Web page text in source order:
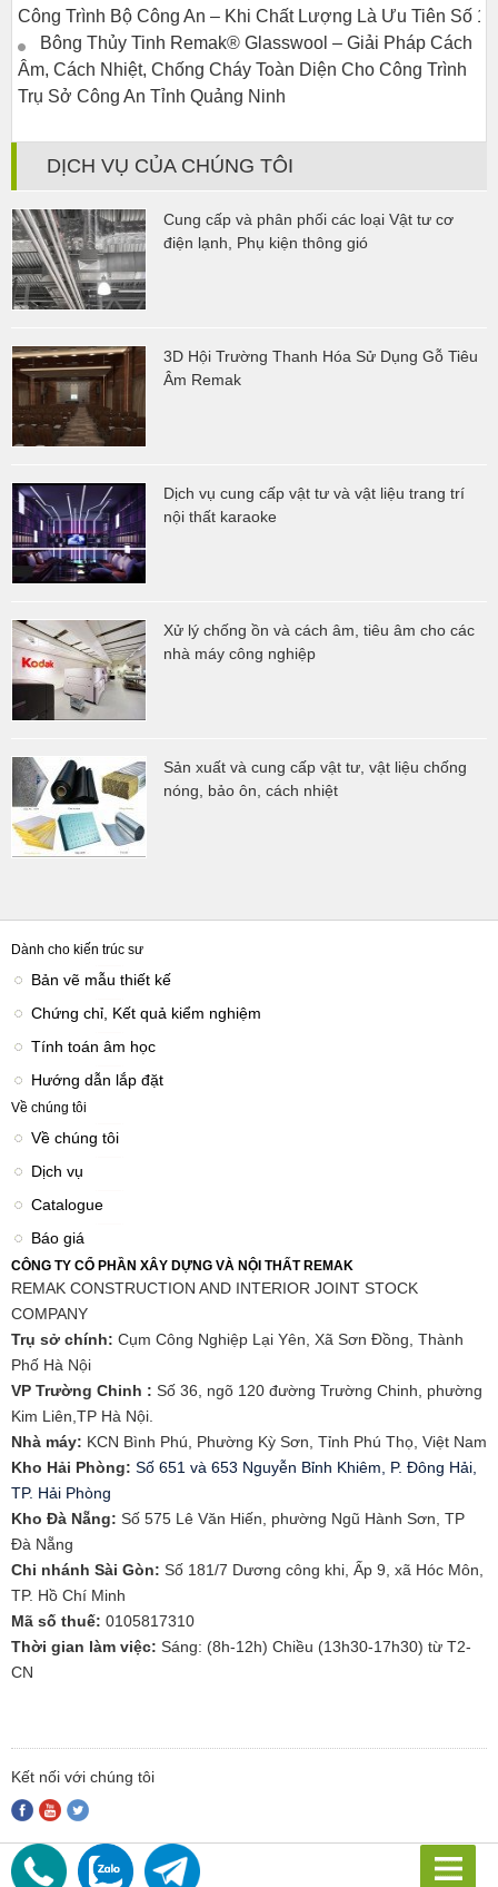
Công Trình Bộ Công An – Khi Chất Lượng Là Ưu Tiên Số 1
Bông Thủy Tinh Remak® Glasswool – Giải Pháp Cách
Âm, Cách Nhiệt, Chống Cháy Toàn Diện Cho Công Trình
Trụ Sở Công An Tỉnh Quảng Ninh
DỊCH VỤ CỦA CHÚNG TÔI
Cung cấp và phân phối các loại Vật tư cơ
điện lạnh, Phụ kiện thông gió
3D Hội Trường Thanh Hóa Sử Dụng Gỗ Tiêu
Âm Remak
Dịch vụ cung cấp vật tư và vật liệu trang trí
nội thất karaoke
Xử lý chống ồn và cách âm, tiêu âm cho các
nhà máy công nghiệp
Sản xuất và cung cấp vật tư, vật liệu chống
nóng, bảo ôn, cách nhiệt
Dành cho kiến trúc sư
Bản vẽ mẫu thiết kế
Chứng chỉ, Kết quả kiểm nghiệm
Tính toán âm học
Hướng dẫn lắp đặt
Về chúng tôi
Về chúng tôi
Dịch vụ
Catalogue
Báo giá
CÔNG TY CỔ PHẦN XÂY DỰNG VÀ NỘI THẤT REMAK
REMAK CONSTRUCTION AND INTERIOR JOINT STOCK
COMPANY
Trụ sở chính: Cụm Công Nghiệp Lại Yên, Xã Sơn Đồng, Thành
Phố Hà Nội
VP Trường Chinh : Số 36, ngõ 120 đường Trường Chinh, phường
Kim Liên,TP Hà Nội.
Nhà máy: KCN Bình Phú, Phường Kỳ Sơn, Tỉnh Phú Thọ, Việt Nam
Kho Hải Phòng: Số 651 và 653 Nguyễn Bỉnh Khiêm, P. Đông Hải,
TP. Hải Phòng
​Kho Đà Nẵng: Số 575 Lê Văn Hiến, phường Ngũ Hành Sơn, TP
Đà Nẵng
Chi nhánh Sài Gòn: Số 181/7 Dương công khi, Ấp 9, xã Hóc Môn,
TP. Hồ Chí Minh
Mã số thuế: 0105817310​
Thời gian làm việc: Sáng: (8h-12h) Chiều (13h30-17h30) từ T2-
CN
Kết nối với chúng tôi